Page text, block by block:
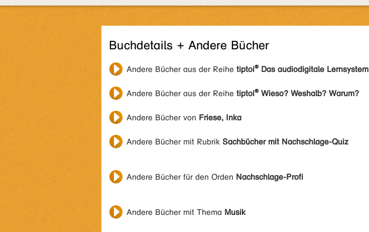
Buchdetails + Andere Bücher
Andere Bücher aus der Reihe tiptoi® Das audiodigitale Lernsystem
Andere Bücher aus der Reihe tiptoi® Wieso? Weshalb? Warum?
Andere Bücher von Friese, Inka
Andere Bücher mit Rubrik Sachbücher mit Nachschlage-Quiz
Andere Bücher für den Orden Nachschlage-Profi
Andere Bücher mit Thema Musik